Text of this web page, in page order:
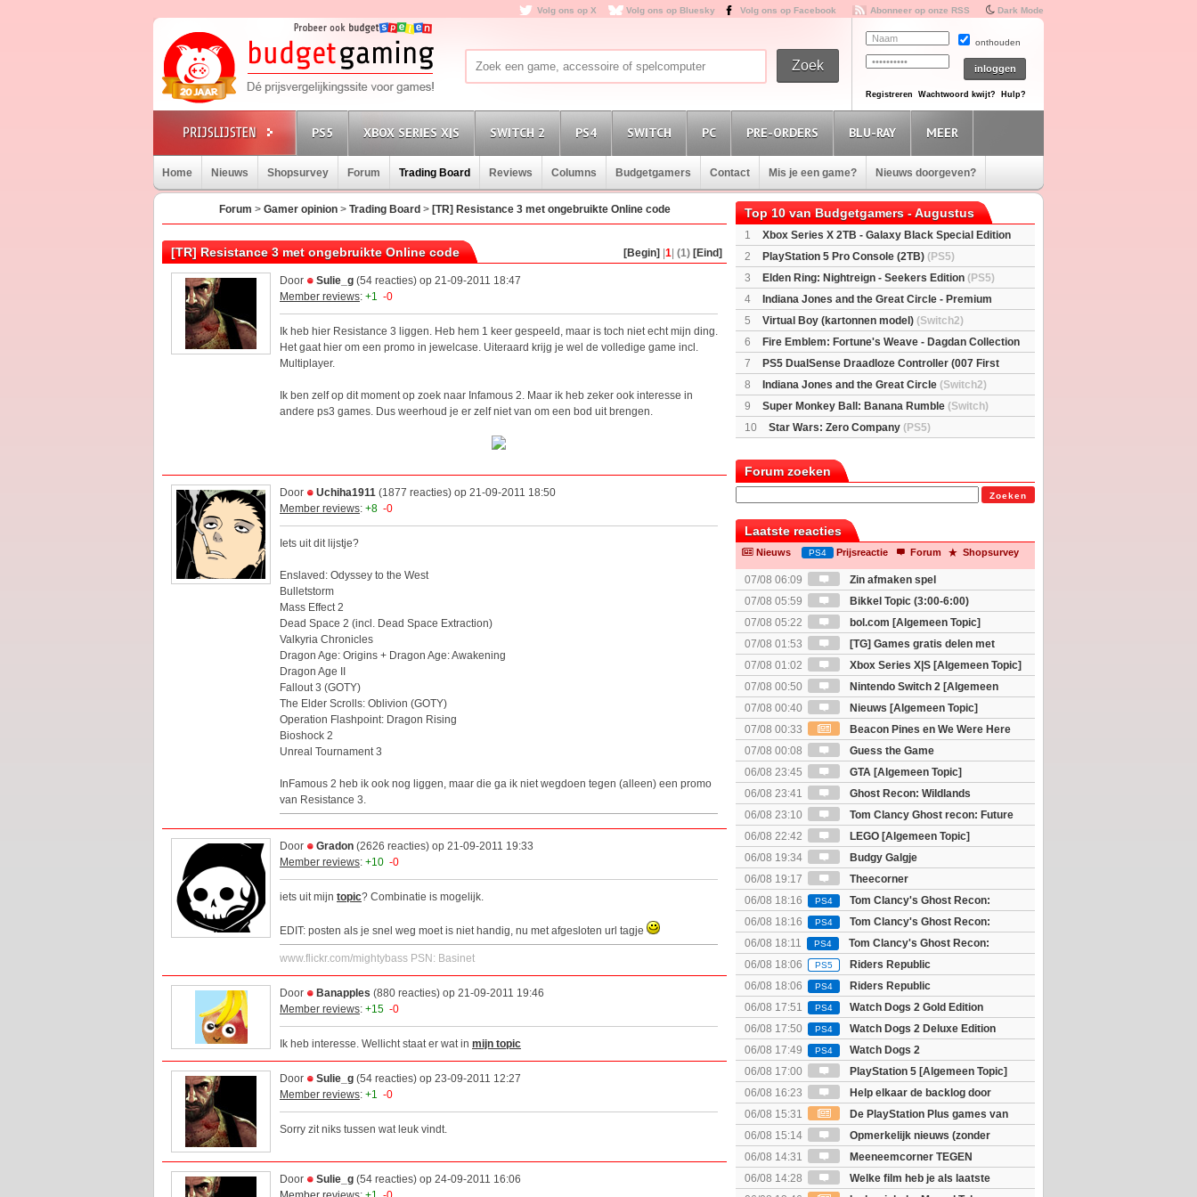
Volg ons op X Volg ons op Bluesky Volg ons op Facebook Abonneer op onze RSS Dark Mode
onthouden
Registreren Wachtwoord kwijt? Hulp?
PS5 XBOX SERIES X|S SWITCH 2 PS4 SWITCH PC PRE-ORDERS BLU-RAY MEER
Home Nieuws Shopsurvey Forum Trading Board Reviews Columns Budgetgamers Contact Mis je een game? Nieuws doorgeven?
Forum > Gamer opinion> Trading Board > [TR] Resistance 3 met ongebruikte Online code
[TR] Resistance 3 met ongebruikte Online code [Begin] 1 (1) [Eind]
Door Sulie_g (54 reacties) op 21-09-2011 18:47
Member reviews: +1 -0
Ik heb hier Resistance 3 liggen. Heb hem 1 keer gespeeld, maar is toch niet echt mijn ding.
Het gaat hier om een promo in jewelcase. Uiteraard krijg je wel de volledige game incl.
Multiplayer.
Ik ben zelf op dit moment op zoek naar Infamous 2. Maar ik heb zeker ook interesse in
andere ps3 games. Dus weerhoud je er zelf niet van om een bod uit brengen.
Door Uchiha1911 (1877 reacties) op 21-09-2011 18:50
Member reviews: +8 -0
Iets uit dit lijstje?
Enslaved: Odyssey to the West
Bulletstorm
Mass Effect 2
Dead Space 2 (incl. Dead Space Extraction)
Valkyria Chronicles
Dragon Age: Origins + Dragon Age: Awakening
Dragon Age II
Fallout 3 (GOTY)
The Elder Scrolls: Oblivion (GOTY)
Operation Flashpoint: Dragon Rising
Bioshock 2
Unreal Tournament 3
InFamous 2 heb ik ook nog liggen, maar die ga ik niet wegdoen tegen (alleen) een promo
van Resistance 3.
Door Gradon (2626 reacties) op 21-09-2011 19:33
Member reviews: +10 -0
iets uit mijn topic? Combinatie is mogelijk.
EDIT: posten als je snel weg moet is niet handig, nu met afgesloten url tagje
www.flickr.com/mightybass PSN: Basinet
Door Banapples (880 reacties) op 21-09-2011 19:46
Member reviews: +15 -0
Ik heb interesse. Wellicht staat er wat in mijn topic
Door Sulie_g (54 reacties) op 23-09-2011 12:27
Member reviews: +1 -0
Sorry zit niks tussen wat leuk vindt.
Door Sulie_g (54 reacties) op 24-09-2011 16:06
Top 10 van Budgetgamers - Augustus
1
Xbox Series X 2TB - Galaxy Black Special Edition
(XboxSeriesX)
2 PlayStation 5 Pro Console (2TB) (PS5)
3
Elden Ring: Nightreign - Seekers Edition (PS5)
4
Indiana Jones and the Great Circle - Premium
Edition(PS5)
5 Virtual Boy (kartonnen model) (Switch2)
6
Fire Emblem: Fortune's Weave - Dagdan Collection
(Switch2)
7
PS5 DualSense Draadloze Controller (007 First
Light Limited Edition)(PS5)
8 Indiana Jones and the Great Circle (Switch2)
9
Super Monkey Ball: Banana Rumble (Switch)
10
Star Wars: Zero Company (PS5)
Forum zoeken
Zoeken
Laatste reacties
Nieuws PS4 Prijsreactie Forum Shopsurvey
07/08 06:09
Zin afmaken spel
07/08 05:59
Bikkel Topic (3:00-6:00)
07/08 05:22
bol.com [Algemeen Topic]
07/08 01:53
[TG] Games gratis delen met
elkaar.
07/08 01:02
Xbox Series X|S [Algemeen Topic]
07/08 00:50
Nintendo Switch 2 [Algemeen
Topic]
07/08 00:40
Nieuws [Algemeen Topic]
07/08 00:33
Beacon Pines en We Were Here
Together (PC) Gratis
07/08 00:08
Guess the Game
06/08 23:45
GTA [Algemeen Topic]
06/08 23:41
Ghost Recon: Wildlands
[Algemeen]
06/08 23:10
Tom Clancy Ghost recon: Future
soldier
06/08 22:42
LEGO [Algemeen Topic]
06/08 19:34
Budgy Galgje
06/08 19:17
Theecorner
06/08 18:16
PS4
Tom Clancy's Ghost Recon:
Breakpoint - Ultimate Edition
06/08 18:16 PS4
Tom Clancy's Ghost Recon:
Breakpoint - Standard Edition
06/08 18:11 PS4
Tom Clancy's Ghost Recon:
Wildlands
06/08 18:06 PS5
Riders Republic
06/08 18:06
PS4
Riders Republic
06/08 17:51
PS4
Watch Dogs 2 Gold Edition
06/08 17:50
PS4
Watch Dogs 2 Deluxe Edition
06/08 17:49
PS4
Watch Dogs 2
06/08 17:00
PlayStation 5 [Algemeen Topic]
06/08 16:23
Help elkaar de backlog door
06/08 15:31
De PlayStation Plus games van
augustus zijn bekend
06/08 15:14
Opmerkelijk nieuws (zonder
politiek/religie)
06/08 14:31
Meeneemcorner TEGEN
KOSTPRIJS
06/08 14:28
Welke film heb je als laatste
gezien?